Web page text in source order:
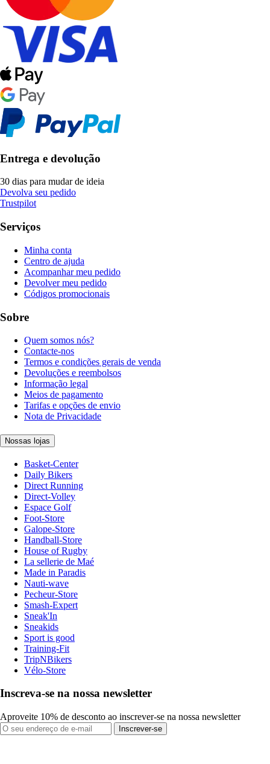
Entrega e devolução
30 dias para mudar de ideia
Devolva seu pedido
Trustpilot
Serviços
Minha conta
Centro de ajuda
Acompanhar meu pedido
Devolver meu pedido
Códigos promocionais
Sobre
Quem somos nós?
Contacte-nos
Termos e condições gerais de venda
Devoluções e reembolsos
Informação legal
Meios de pagamento
Tarifas e opções de envio
Nota de Privacidade
Nossas lojas
Basket-Center
Daily Bikers
Direct Running
Direct-Volley
Espace Golf
Foot-Store
Galope-Store
Handball-Store
House of Rugby
La sellerie de Maé
Made in Paradis
Nauti-wave
Pecheur-Store
Smash-Expert
Sneak'In
Sneakids
Sport is good
Training-Fit
TripNBikers
Vélo-Store
Inscreva-se na nossa newsletter
Aproveite 10% de desconto ao inscrever-se na nossa newsletter
Inscrever-se